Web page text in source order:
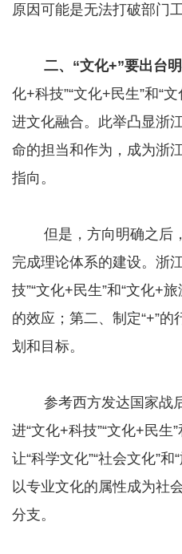
原因可能是无法打破部门
二、“文化+”要出台
化+科技”“文化+民生”和“
进文化融合。此举凸显浙
命的担当和作为，成为浙
指向。
但是，方向明确之后，
完成理论体系的建设。浙
技”“文化+民生”和“文化+
的效应；第二、制定“+”
划和目标。
参考西方发达国家战后
进“文化+科技”“文化+民生
让“科学文化”“社会文化”
以专业文化的属性成为社
分支。